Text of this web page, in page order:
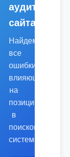
аудит
сайта
Найдем
все
ошибки,
влияющие
на
позиции
в
поисковых
системах.